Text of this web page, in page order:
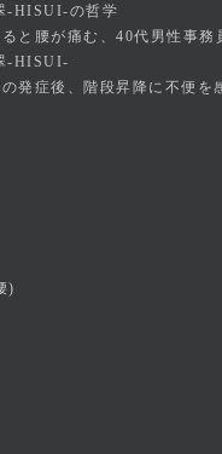
-HISUI-の哲学
ると腰が痛む、40代男性事
-HISUI-
発症後、階段昇降に不便を
)